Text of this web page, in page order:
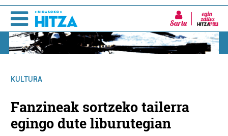
Sartu
KULTURA
Fanzineak sortzeko tailerra
egingo dute liburutegian